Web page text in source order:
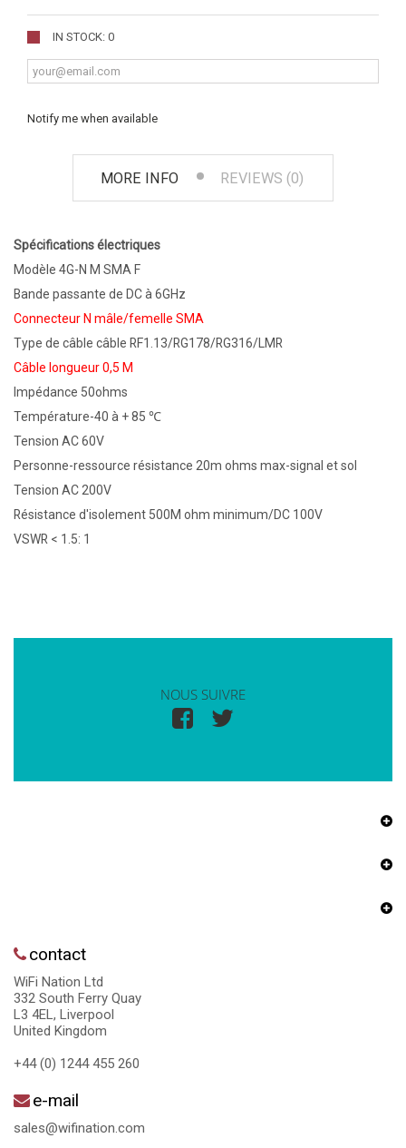
IN STOCK: 0
Notify me when available
MORE INFO REVIEWS (0)
Spécifications électriques
Modèle 4G-N M SMA F
Bande passante de DC à 6GHz
Connecteur N mâle/femelle SMA
Type de câble câble RF1.13/RG178/RG316/LMR
Câble longueur 0,5 M
Impédance 50ohms
Température-40 à + 85 ℃
Tension AC 60V
Personne-ressource résistance 20m ohms max-signal et sol
Tension AC 200V
Résistance d'isolement 500M ohm minimum/DC 100V
VSWR < 1.5: 1
NOUS SUIVRE
contact
WiFi Nation Ltd
332 South Ferry Quay
L3 4EL, Liverpool
United Kingdom
+44 (0) 1244 455 260
e-mail
sales@wifination.com